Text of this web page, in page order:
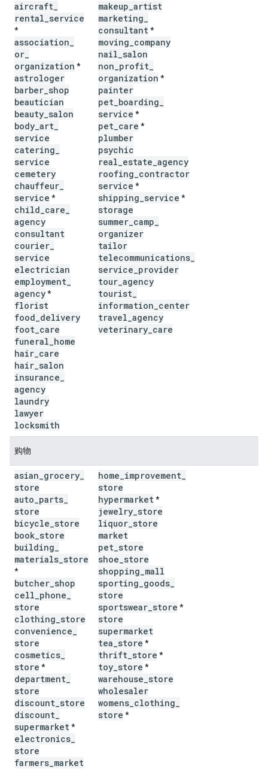
aircraft
rental service
*
association
or
organization *
astrologer
barber shop
beautician
beauty salon
body art
service
catering
service
cemetery
chauffeur
service *
child care
agency
consultant
courier
service
electrician
employment
agency*
florist
food delivery
foot care
funeral home
hair care
hair salon
insurance
agency
laundry
lawyer
locksmith
makeup artist
marketing
consultant*
moving company
nail salon
non profit
organization *
painter
pet boarding
service *
pet care *
plumber
psychic
real estate agency
roofing contractor
service *
shipping service *
storage
summer camp
organizer
tailor
telecommunications
service provider
tour agency
tourist
information center
travel agency
veterinary care
购物
asian grocery
store
auto parts
store
bicycle store
book store
building
materials store
*
butcher shop
cell phone
store
clothing store
convenience
store
cosmetics
store *
department
store
discount store
discount
supermarket*
electronics
store
farmers market
home improvement
store
hypermarket*
jewelry store
liquor store
market
pet store
shoe store
shopping mall
sporting goods
store
sportswear store *
store
supermarket
tea store *
thrift store *
toy store *
warehouse store
wholesaler
womens clothing
store *